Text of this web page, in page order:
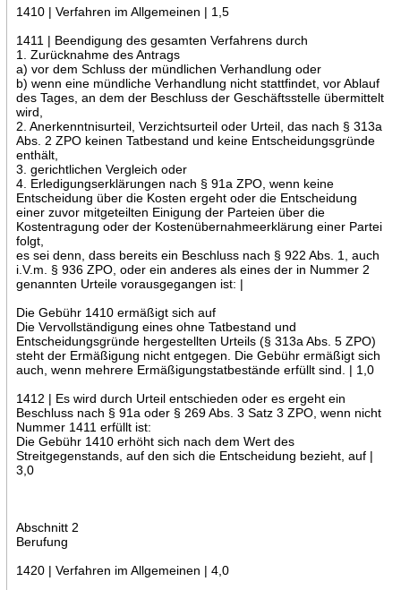
1410 | Verfahren im Allgemeinen | 1,5
1411 | Beendigung des gesamten Verfahrens durch
1. Zurücknahme des Antrags
a) vor dem Schluss der mündlichen Verhandlung oder
b) wenn eine mündliche Verhandlung nicht stattfindet, vor Ablauf
des Tages, an dem der Beschluss der Geschäftsstelle übermittelt
wird,
2. Anerkenntnisurteil, Verzichtsurteil oder Urteil, das nach § 313a
Abs. 2 ZPO keinen Tatbestand und keine Entscheidungsgründe
enthält,
3. gerichtlichen Vergleich oder
4. Erledigungserklärungen nach § 91a ZPO, wenn keine
Entscheidung über die Kosten ergeht oder die Entscheidung
einer zuvor mitgeteilten Einigung der Parteien über die
Kostentragung oder der Kostenübernahmeerklärung einer Partei
folgt,
es sei denn, dass bereits ein Beschluss nach § 922 Abs. 1, auch
i.V.m. § 936 ZPO, oder ein anderes als eines der in Nummer 2
genannten Urteile vorausgegangen ist: |
Die Gebühr 1410 ermäßigt sich auf
Die Vervollständigung eines ohne Tatbestand und
Entscheidungsgründe hergestellten Urteils (§ 313a Abs. 5 ZPO)
steht der Ermäßigung nicht entgegen. Die Gebühr ermäßigt sich
auch, wenn mehrere Ermäßigungstatbestände erfüllt sind. | 1,0
1412 | Es wird durch Urteil entschieden oder es ergeht ein
Beschluss nach § 91a oder § 269 Abs. 3 Satz 3 ZPO, wenn nicht
Nummer 1411 erfüllt ist:
Die Gebühr 1410 erhöht sich nach dem Wert des
Streitgegenstands, auf den sich die Entscheidung bezieht, auf |
3,0
Abschnitt 2
Berufung
1420 | Verfahren im Allgemeinen | 4,0